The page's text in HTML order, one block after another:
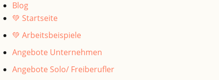
Blog
💚 Startseite
💚 Arbeitsbeispiele
Angebote Unternehmen
Angebote Solo/ Freiberufler